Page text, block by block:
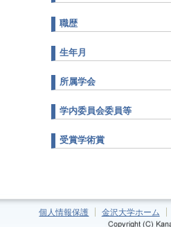
職歴
生年月
所属学会
学内委員会委員等
受賞学術賞
個人情報保護 金沢大学ホーム